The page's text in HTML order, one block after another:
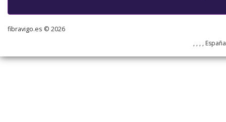
fibravigo.es © 2026
, , , ,